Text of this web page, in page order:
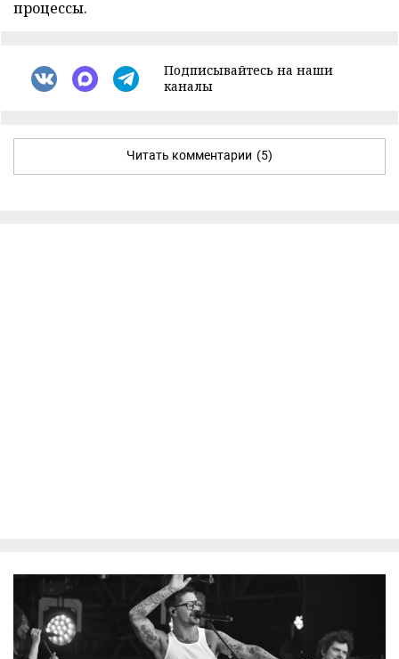
процессы.
Подписывайтесь на наши
каналы
Читать комментарии (5)